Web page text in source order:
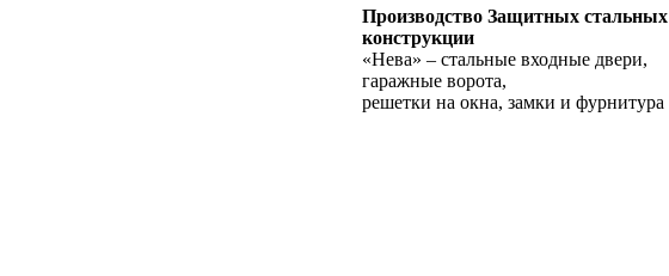
Производство Защитных стальных
конструкции
«Нева» – стальные входные двери,
гаражные ворота,
решетки на окна, замки и фурнитура